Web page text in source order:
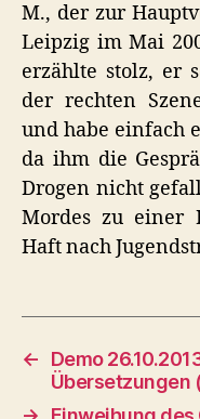
M., der zur
Leipzig im Mai
erzählte stolz, er
der rechten
und habe einfach
da ihm die
Drogen nicht
Mordes zu einer
Haft nach
←
Demo
Übersetzungen